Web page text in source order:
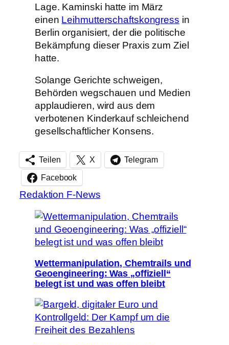
Lage. Kaminski hatte im März
einen Leihmutterschaftskongress in
Berlin organisiert, der die politische
Bekämpfung dieser Praxis zum Ziel
hatte.
Solange Gerichte schweigen,
Behörden wegschauen und Medien
applaudieren, wird aus dem
verbotenen Kinderkauf schleichend
gesellschaftlicher Konsens.
Teilen X Telegram
Facebook
Redaktion F-News
Wettermanipulation, Chemtrails und
Geoengineering: Was „offiziell“
belegt ist und was offen bleibt